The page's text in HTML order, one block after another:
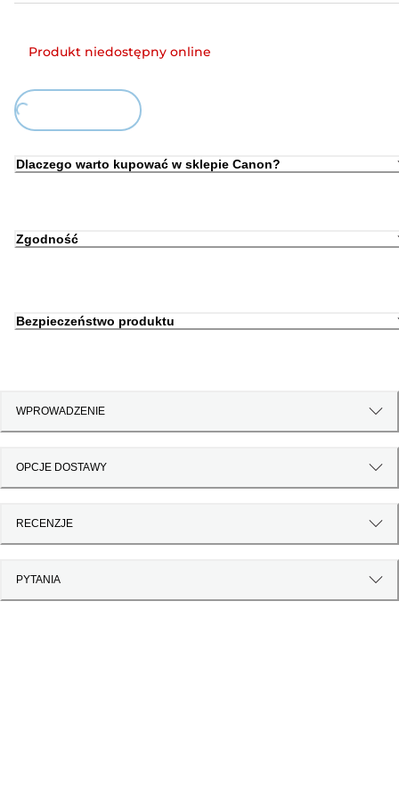
Produkt niedostępny online
Dlaczego warto kupować w sklepie Canon?
Zgodność
Bezpieczeństwo produktu
WPROWADZENIE
OPCJE DOSTAWY
RECENZJE
PYTANIA